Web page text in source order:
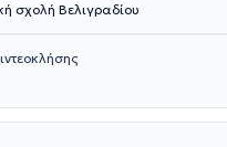
σχολή Βελιγραδίου